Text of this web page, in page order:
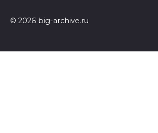
© 2026 big-archive.ru